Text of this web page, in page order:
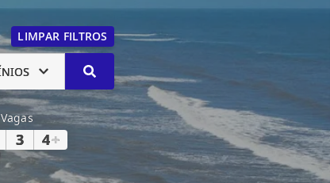
LIMPAR FILTROS
Vagas
3 4+